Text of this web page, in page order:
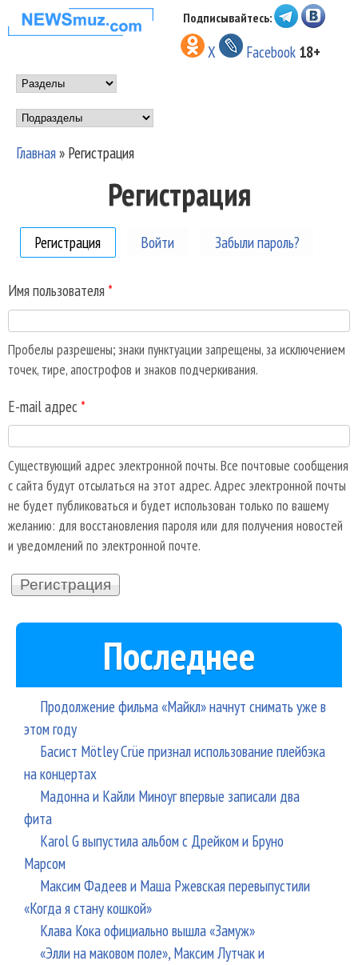
Перейти к основному
содержанию
НОВОСТИ
МУЗЫКИ И
ШОУ БИЗНЕСА
NEWSMUZ.COM
Подписывайтесь:
X Facebook 18+
Main menu
Подразделы
Главная» Регистрация
Регистрация
Регистрация (активная вкладка)
Войти Забыли пароль?
Имя пользователя *
Пробелы разрешены; знаки пунктуации запрещены, за исключением
точек, тире, апострофов и знаков подчеркивания.
E-mail адрес *
Существующий адрес электронной почты. Все почтовые сообщения
с сайта будут отсылаться на этот адрес. Адрес электронной почты
не будет публиковаться и будет использован только по вашему
желанию: для восстановления пароля или для получения новостей
и уведомлений по электронной почте.
Последнее
Продолжение фильма «Майкл» начнут снимать уже в
этом году
Басист Mötley Crüe признал использование плейбэка
на концертах
Мадонна и Кайли Миноуг впервые записали два
фита
Karol G выпустила альбом с Дрейком и Бруно
Марсом
Максим Фадеев и Маша Ржевская перевыпустили
«Когда я стану кошкой»
Клава Кока официально вышла «Замуж»
«Элли на маковом поле», Максим Лутчак и